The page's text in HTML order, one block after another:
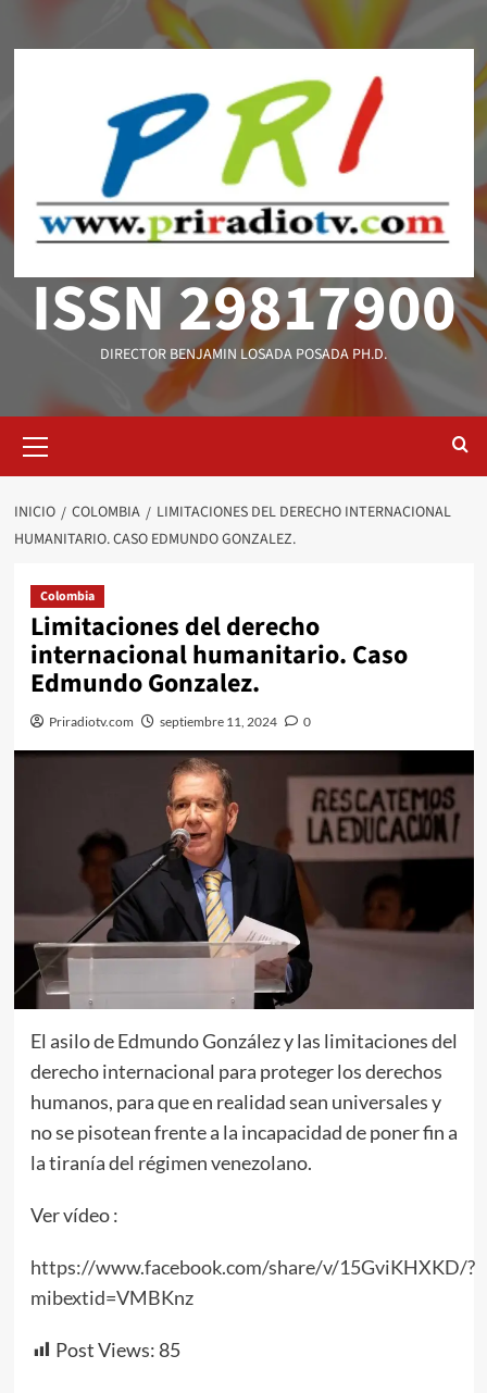
ISSN 29817900
DIRECTOR BENJAMIN LOSADA POSADA PH.D.
primario
INICIO COLOMBIA
LIMITACIONES DEL DERECHO INTERNACIONAL
HUMANITARIO. CASO EDMUNDO GONZALEZ.
Colombia
Limitaciones del derecho
internacional humanitario. Caso
Edmundo Gonzalez.
Priradiotv.com septiembre 11, 2024 0
El asilo de Edmundo González y las limitaciones del
derecho internacional para proteger los derechos
humanos, para que en realidad sean universales y
no se pisotean frente a la incapacidad de poner fin a
la tiranía del régimen venezolano.
Ver vídeo :
https://www.facebook.com/share/v/15GviKHXKD/?
mibextid=VMBKnz
Post Views: 85